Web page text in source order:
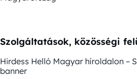
Szolgáltatások, közösségi
Hirdess Helló Magyar híroldalon –
banner